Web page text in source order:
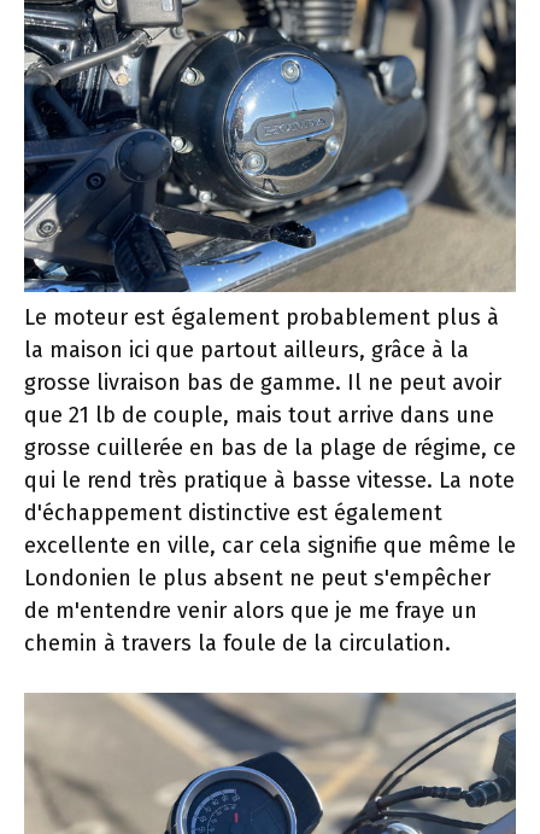
Le moteur est également probablement plus à
la maison ici que partout ailleurs, grâce à la
grosse livraison bas de gamme. Il ne peut avoir
que 21 lb de couple, mais tout arrive dans une
grosse cuillerée en bas de la plage de régime, ce
qui le rend très pratique à basse vitesse. La note
d'échappement distinctive est également
excellente en ville, car cela signifie que même le
Londonien le plus absent ne peut s'empêcher
de m'entendre venir alors que je me fraye un
chemin à travers la foule de la circulation.